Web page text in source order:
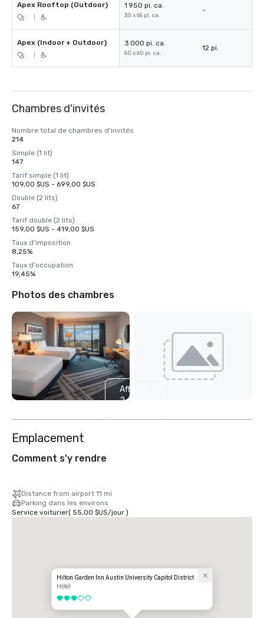
Apex Rooftop (Outdoor) 1 950 pi. ca.
30 x 65 pi. ca.
-
Apex (Indoor + Outdoor) 3 000 pi. ca.
50 x 60 pi. ca.
12 pi.
Chambres d'invités
Nombre total de chambres d'invités
214
Simple (1 lit)
147
Tarif simple (1 lit)
109,00 $US - 699,00 $US
Double (2 lits)
67
Tarif double (2 lits)
159,00 $US - 419,00 $US
Taux d'imposition
8,25%
Taux d'occupation
19,45%
Photos des chambres
Afficher
2
Emplacement
Comment s'y rendre
Distance from airport 11 mi
Parking dans les environs
Service voiturier( 55,00 $US/jour)
Hilton Garden Inn Austin University Capitol District
Hôtel
3 sur 5